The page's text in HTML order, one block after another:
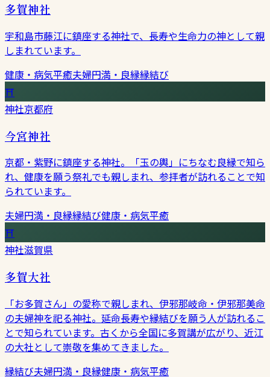
多賀神社
宇和島市藤江に鎮座する神社で、長寿や生命力の神として親
しまれています。
健康・病気平癒夫婦円満・良縁縁結び
⛩
神社京都府
今宮神社
京都・紫野に鎮座する神社。「玉の輿」にちなむ良縁で知ら
れ、健康を願う祭礼でも親しまれ、参拝者が訪れることで知
られています。
夫婦円満・良縁縁結び健康・病気平癒
⛩
神社滋賀県
多賀大社
「お多賀さん」の愛称で親しまれ、伊邪那岐命・伊邪那美命
の夫婦神を祀る神社。延命長寿や縁結びを願う人が訪れるこ
とで知られています。古くから全国に多賀講が広がり、近江
の大社として崇敬を集めてきました。
縁結び夫婦円満・良縁健康・病気平癒